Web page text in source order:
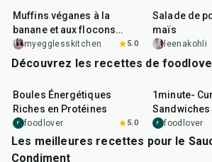
Muffins véganes à la
banane et aux flocons
d'avoine
myegglesskitchen 5.0
Salade de
maïs
leenakohli
Découvrez les recettes de
Boules Énergétiques
Riches en Protéines
F foodlover 5.0
1minute-
Sandwiches
F foodlover
Les meilleures recettes pour le
Condiment